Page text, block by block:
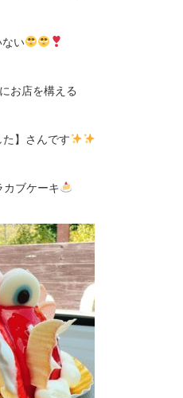
ない
お店を構える
た】さんです
カブケーキ